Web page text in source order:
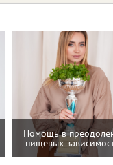
Помощь в
пищевых